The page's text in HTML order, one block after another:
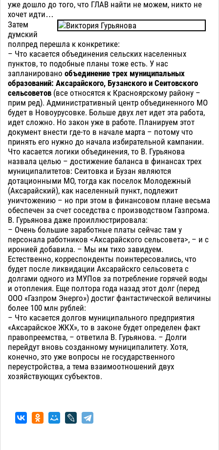
уже дошло до того, что ГЛАВ найти не можем, никто не
хочет идти…
Затем
думский
полпред перешла к конкретике:
– Что касается объединения сельских населенных
пунктов, то подобные планы тоже есть. У нас
запланировано объединение трех муниципальных
образований: Аксарайского, Бузанского и Сеитовского
сельсоветов (все относятся к Красноярскому району –
прим ред). Административный центр объединенного МО
будет в Новоурусовке. Больше двух лет идет эта работа,
идет сложно. Но закон уже в работе. Планируем этот
документ внести где-то в начале марта – потому что
принять его нужно до начала избирательной кампании.
Что касается логики объединения, то В. Гурьянова
назвала целью – достижение баланса в финансах трех
муниципалитетов: Сеитовка и Бузан являются
дотационными МО, тогда как поселок Молодежный
(Аксарайский), как населенный пункт, подлежит
уничтожению – но при этом в финансовом плане весьма
обеспечен за счет соседства с производством Газпрома.
В. Гурьянова даже проиллюстрировала:
– Очень большие заработные платы сейчас там у
персонала работников <Аксарайского сельсовета>, – и с
иронией добавила. – Мы им тихо завидуем.
Естественно, корреспонденты поинтересовались, что
будет после ликвидации Аксарайскго сельсовета с
долгами одного из МУПов за потребление горячей воды
и отопления. Еще полтора года назад этот долг (перед
ООО «Газпром Энерго») достиг фантастической величины
более 100 млн рублей:
– Что касается долгов муниципального предприятия
«Аксарайское ЖКХ», то в законе будет определен факт
правопреемства, – ответила В. Гурьянова. – Долги
перейдут вновь созданному муниципалитету. Хотя,
конечно, это уже вопросы не государственного
переустройства, а тема взаимоотношений двух
хозяйствующих субъектов.